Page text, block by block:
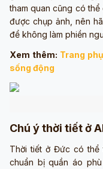
tham quan cũng có
được chụp ảnh, nên
để không làm phiền
Xem thêm: Trang
sống động
Chú ý thời tiết ở
Thời tiết ở Đức có thể
chuẩn bị quần áo